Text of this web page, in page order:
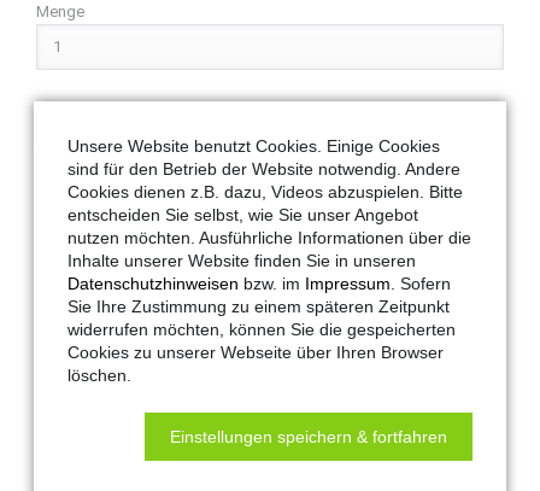
Menge
Zubehörartikel
Ähnliche Produkte
Unsere Website benutzt Cookies. Einige Cookies
sind für den Betrieb der Website notwendig. Andere
Cookies dienen z.B. dazu, Videos abzuspielen. Bitte
entscheiden Sie selbst, wie Sie unser Angebot
nutzen möchten. Ausführliche Informationen über die
Inhalte unserer Website finden Sie in unseren
Datenschutzhinweisen bzw. im Impressum . Sofern
Sie Ihre Zustimmung zu einem späteren Zeitpunkt
widerrufen möchten, können Sie die gespeicherten
Cookies zu unserer Webseite über Ihren Browser
löschen.
Einstellungen speichern & fortfahren